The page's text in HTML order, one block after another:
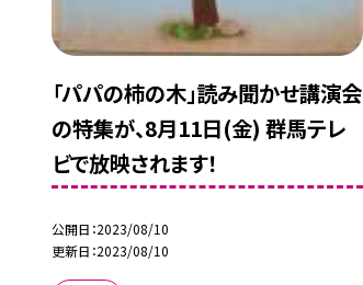
「パパの柿の木」読み聞かせ講演会
の特集が、8月11日(金) 群馬テレ
ビで放映されます！
公開日 2023/08/10
更新日 2023/08/10